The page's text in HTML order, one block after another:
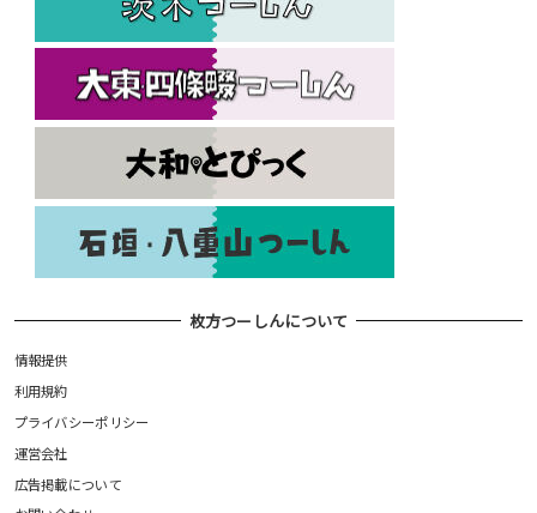
枚方つーしんについて
情報提供
利用規約
プライバシーポリシー
運営会社
広告掲載について